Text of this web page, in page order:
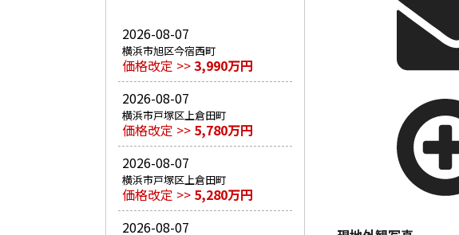
2026-08-07
横浜市旭区今宿西町
価格改定 >>3,990万円
2026-08-07
横浜市戸塚区上倉田町
価格改定 >> 5,780万円
2026-08-07
横浜市戸塚区上倉田町
価格改定 >> 5,280万円
2026-08-07